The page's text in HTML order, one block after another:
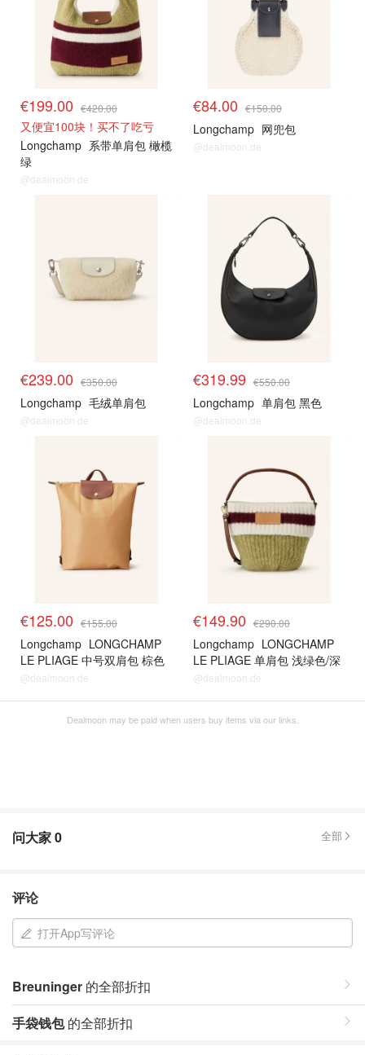
€199.00 €420.00
又便宜100块！买不了吃亏
Longchamp 系带单肩包 橄榄
绿
@dealmoon.de
€84.00 €150.00
Longchamp 网兜包
@dealmoon.de
€239.00 €350.00
Longchamp 毛绒单肩包
@dealmoon.de
€319.99 €550.00
Longchamp 单肩包 黑色
@dealmoon.de
€125.00 €155.00
Longchamp LONGCHAMP
LE PLIAGE 中号双肩包 棕色
@dealmoon.de
€149.90 €290.00
Longchamp LONGCHAMP
LE PLIAGE 单肩包 浅绿色/深
红色/白色
@dealmoon.de
Dealmoon may be paid when users buy items via our links.
问大家0 全部
评论
打开App写评论
Breuninger 的全部折扣
手袋钱包的全部折扣